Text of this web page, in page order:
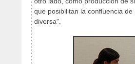
que posibilitan la confluencia
diversa".